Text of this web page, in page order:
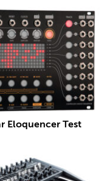
Eloquencer Test